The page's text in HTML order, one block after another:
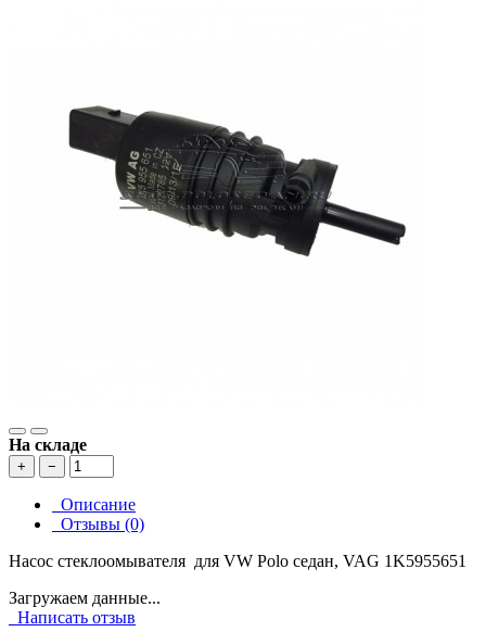
На складе
+ −
Описание
Отзывы (0)
Насос стеклоомывателя для VW Polo седан, VAG 1K5955651
Загружаем данные...
Написать отзыв